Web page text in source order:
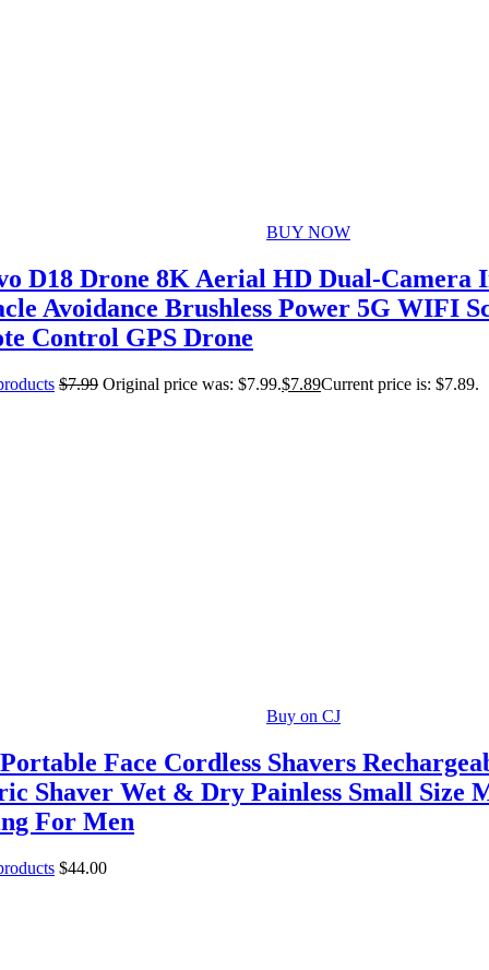
BUY NOW
D18 Drone 8K Aerial HD Dual-Camera
Avoidance Brushless Power 5G WIFI
Control GPS Drone
$7.99 Original price was: $7.99.$7.89Current price is: $7.89.
Buy on CJ
Face Cordless Shavers
Shaver Wet & Dry Painless Small Size
For Men
$44.00